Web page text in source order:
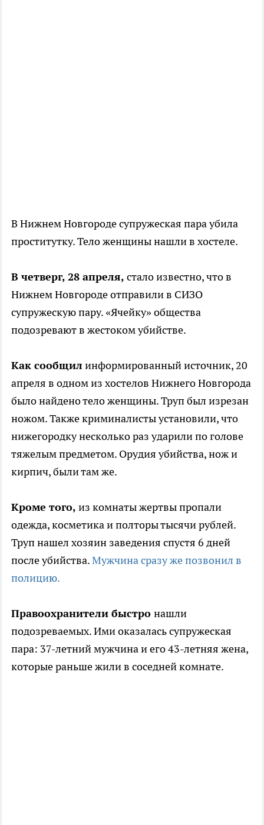
В Нижнем Новгороде супружеская пара убила
проститутку. Тело женщины нашли в хостеле.
В четверг, 28 апреля, стало известно, что в
Нижнем Новгороде отправили в СИЗО
супружескую пару. «Ячейку» общества
подозревают в жестоком убийстве.
Как сообщил информированный источник, 20
апреля в одном из хостелов Нижнего Новгорода
было найдено тело женщины. Труп был изрезан
ножом. Также криминалисты установили, что
нижегородку несколько раз ударили по голове
тяжелым предметом. Орудия убийства, нож и
кирпич, были там же.
Кроме того, из комнаты жертвы пропали
одежда, косметика и полторы тысячи рублей.
Труп нашел хозяин заведения спустя 6 дней
после убийства.Мужчина сразу же позвонил в
полицию.
Правоохранители быстро нашли
подозреваемых. Ими оказалась супружеская
пара: 37-летний мужчина и его 43-летняя жена,
которые раньше жили в соседней комнате.